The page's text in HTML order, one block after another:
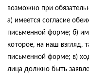
возможно при
а) имеется согласие
письменной форме; б)
которое, на наш
письменной форме; в)
лица должно быть